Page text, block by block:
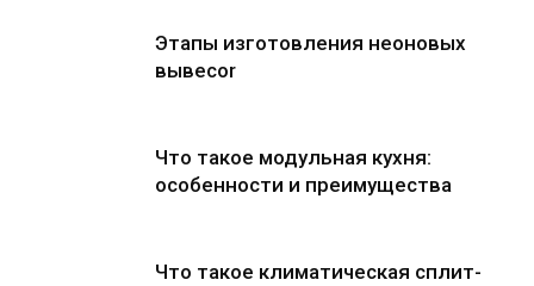
Этапы изготовления неоновых
вывесоr
Что такое модульная кухня:
особенности и преимущества
Что такое климатическая сплит-